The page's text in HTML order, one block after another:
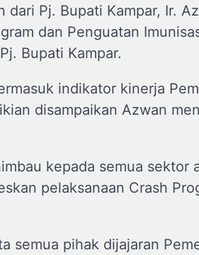
dari Pj. Bupati Kampar, Ir.
dan Penguatan
Bupati Kampar.
indikator kinerja
disampaikan Azwan
kepada semua sektor
pelaksanaan Crash
semua pihak dijajaran